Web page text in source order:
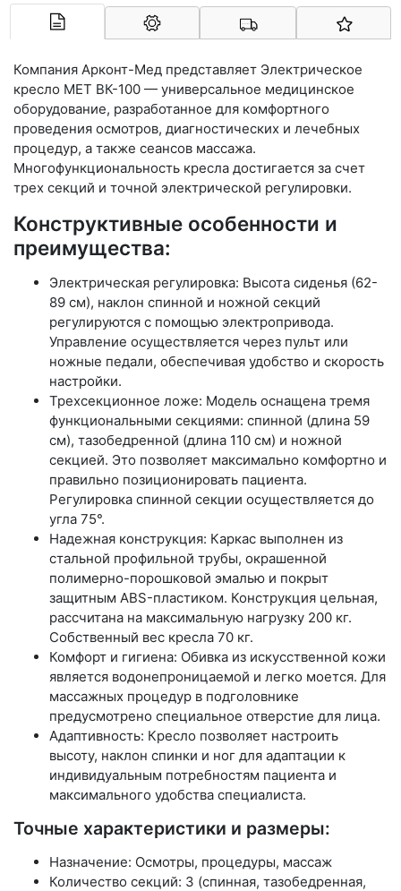
Компания Арконт-Мед представляет Электрическое
кресло МЕТ ВК-100 — универсальное медицинское
оборудование, разработанное для комфортного
проведения осмотров, диагностических и лечебных
процедур, а также сеансов массажа.
Многофункциональность кресла достигается за счет
трех секций и точной электрической регулировки.
Конструктивные особенности и
преимущества:
Электрическая регулировка: Высота сиденья (62-
89 см), наклон спинной и ножной секций
регулируются с помощью электропривода.
Управление осуществляется через пульт или
ножные педали, обеспечивая удобство и скорость
настройки.
Трехсекционное ложе: Модель оснащена тремя
функциональными секциями: спинной (длина 59
см), тазобедренной (длина 110 см) и ножной
секцией. Это позволяет максимально комфортно и
правильно позиционировать пациента.
Регулировка спинной секции осуществляется до
угла 75°.
Надежная конструкция: Каркас выполнен из
стальной профильной трубы, окрашенной
полимерно-порошковой эмалью и покрыт
защитным ABS-пластиком. Конструкция цельная,
рассчитана на максимальную нагрузку 200 кг.
Собственный вес кресла 70 кг.
Комфорт и гигиена: Обивка из искусственной кожи
является водонепроницаемой и легко моется. Для
массажных процедур в подголовнике
предусмотрено специальное отверстие для лица.
Адаптивность: Кресло позволяет настроить
высоту, наклон спинки и ног для адаптации к
индивидуальным потребностям пациента и
максимального удобства специалиста.
Точные характеристики и размеры:
Назначение: Осмотры, процедуры, массаж
Количество секций: 3 (спинная, тазобедренная,